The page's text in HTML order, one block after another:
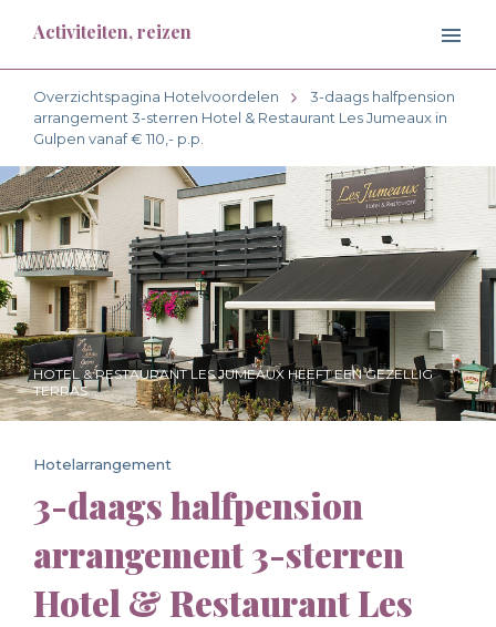
Activiteiten, reizen
Overzichtspagina Hotelvoordelen
3-daags halfpension
arrangement 3-sterren Hotel & Restaurant Les Jumeaux in
Gulpen vanaf € 110,- p.p.
HOTEL & RESTAURANT LES JUMEAUX HEEFT EEN GEZELLIG
TERRAS...
Hotelarrangement
3-daags halfpension
arrangement 3-sterren
Hotel & Restaurant Les